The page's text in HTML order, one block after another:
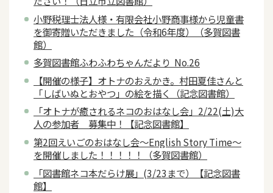
小野税理士法人様・有限会社小野商事様から児童書
を御寄贈いただきました（令和6年度）（多賀図書
館）
多賀図書館ふわふわちゃんだより No.26
【開催の様子】オトナのおえかき。村田夏佳さんと
「しばいぬとおやつ」の絵を描く（記念図書館）
「オトナが癒されるネコのおはなし会」2/22(土)大
人の参加者 募集中！【記念図書館】
第2回えいごのおはなし会～English Story Time～
を開催しました！！！！！（多賀図書館）
「図書館ネコ本だらけ展」(3/23まで）【記念図書
館】